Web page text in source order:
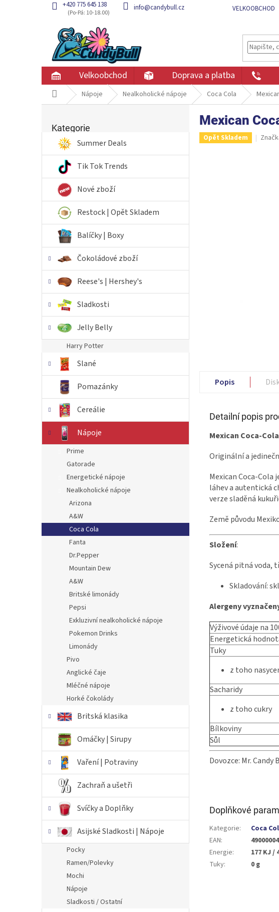
+420 775 645 138 info@candybull.cz VELKOOBCHOD
Velkoobchod Doprava a platba
Domů Nápoje Nealkoholické nápoje Coca Cola
r
n
í
kategorie
Kategorie
Summer Deals
Tik Tok Trends
Nové zboží
Restock | Opět Skladem
Balíčky | Boxy
Čokoládové zboží
Reese's | Hershey's
Sladkosti
Jelly Belly
Harry Potter
Slané
Pomazánky
Cereálie
Nápoje
Prime
Gatorade
Energetické nápoje
Nealkoholické nápoje
Arizona
A&W
Coca Cola
Fanta
Dr.Pepper
Mountain Dew
A&W
Britské limonády
Pepsi
Exkluzivní nealkoholické nápoje
Pokemon Drinks
Limonády
Pivo
Anglické čaje
Mléčné nápoje
Horké čokolády
Britská klasika
Omáčky | Sirupy
Vaření | Potraviny
Zachraň a ušetři
Svíčky a Doplňky
Asijské Sladkosti | Nápoje
Pocky
Ramen/Polevky
Mochi
Nápoje
Sladkosti / Ostatní
Mexican
Opět Skladem
Popis
Detailní popis
Mexican
Originální a
Mexican
láhev a autentická
verze sladěná
Země původu
Složení:
Sycená pitná voda,
Skladování:
Alergeny
Výživové údaje na
Energetická
Tuky
z toho
Sacharidy
z toho cukry
Bílkoviny
Sůl
Dovozce: Mr. Candy
Doplňkové
Kategorie:
Coca
EAN:
Energie:
177 KJ /
Tuky: 0 g